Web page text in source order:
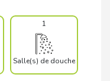
1
Salle(s) de douche